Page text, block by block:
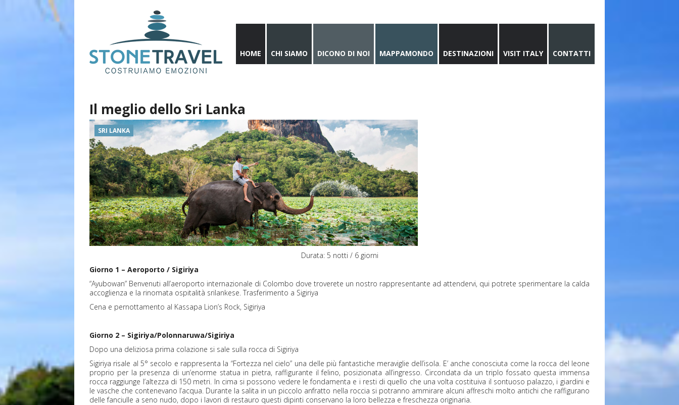
HOME CHI SIAMO DICONO DI NOI MAPPAMONDO DESTINAZIONI VISIT ITALY CONTATTI
Il meglio dello Sri Lanka
SRI LANKA
Durata: 5 notti / 6 giorni
Giorno 1 – Aeroporto / Sigiriya
“Ayubowan” Benvenuti all’aeroporto internazionale di Colombo dove troverete un nostro rappresentante ad attendervi, qui potrete sperimentare la calda
accoglienza e la rinomata ospitalità srilankese. Trasferimento a Sigiriya
Cena e pernottamento al Kassapa Lion’s Rock, Sigiriya
Giorno 2 – Sigiriya/Polonnaruwa/Sigiriya
Dopo una deliziosa prima colazione si sale sulla rocca di Sigiriya
Sigiriya risale al 5° secolo e rappresenta la “Fortezza nel cielo” una delle più fantastiche meraviglie dell’isola. E’ anche conosciuta come la rocca del leone
proprio per la presenza di un’enorme statua in pietra, raffigurante il felino, posizionata all’ingresso. Circondata da un triplo fossato questa immensa
rocca raggiunge l’altezza di 150 metri. In cima si possono vedere le fondamenta e i resti di quello che una volta costituiva il sontuoso palazzo, i giardini e
le vasche che contenevano l’acqua. Durante la salita in un piccolo anfratto nella roccia si potranno ammirare alcuni affreschi molto antichi che raffigurano
delle fanciulle a seno nudo, dopo i lavori di restauro questi dipinti conservano la loro bellezza e freschezza originaria.